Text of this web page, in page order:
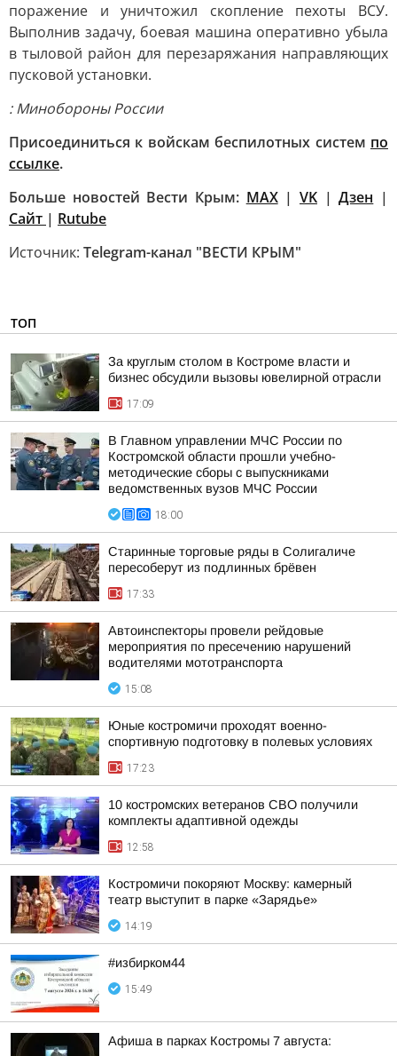
поражение и уничтожил скопление пехоты ВСУ.
Выполнив задачу, боевая машина оперативно убыла
в тыловой район для перезаряжания направляющих
пусковой установки.
: Минобороны России
Присоединиться к войскам беспилотных систем по
ссылке.
Больше новостей Вести Крым: MAX|VK |Дзен |
Сайт | Rutube
Источник: Telegram-канал "ВЕСТИ КРЫМ"
ТОП
За круглым столом в Костроме власти и
бизнес обсудили вызовы ювелирной отрасли
17:09
В Главном управлении МЧС России по
Костромской области прошли учебно-
методические сборы с выпускниками
ведомственных вузов МЧС России
18:00
Старинные торговые ряды в Солигаличе
пересоберут из подлинных брёвен
17:33
Автоинспекторы провели рейдовые
мероприятия по пресечению нарушений
водителями мототранспорта
15:08
Юные костромичи проходят военно-
спортивную подготовку в полевых условиях
17:23
10 костромских ветеранов СВО получили
комплекты адаптивной одежды
12:58
Костромичи покоряют Москву: камерный
театр выступит в парке «Зарядье»
14:19
#избирком44
15:49
Афиша в парках Костромы 7 августа: